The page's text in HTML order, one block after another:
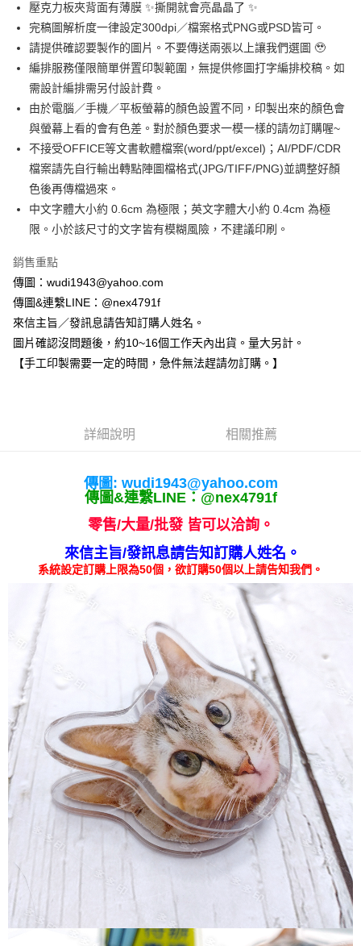
街口支付
悠遊付
全盈+PAY
AFTEE先享後付
相關說明
【關於「AFTEE先享後付」】
AFTEE先享後付是「在收到商品之後才付款」的支付方式。 讓您購物簡單
便利好安心！
１．簡單：不需註冊會員、不需綁卡、不需儲值。
３．安心：先確認商品／服務後，再付款。
１．於結帳方式選擇「AFTEE先享後付」後，將跳轉至「AFTEE先享後付」
結帳頁面，進行簡訊認證並確認金額後，即可完成結帳。
２．訂單成立數日內，您將收到繳費通知簡訊。
３．收到繳費通知簡訊後14天內，點擊此簡訊中的連結，可透過四大超商／
ATM／網路銀行／等多元方式進行付款，方視為交易完成。
※ 請注意：結帳手續完成當下不需立刻繳費，但若您需要取消訂單，請聯絡
購買商品的店家。未經商家同意取消之訂單仍視為有效，需透過AFTEE先享
後付繳納相關費用。
權轉讓予恩沛科技股份有限公司。
２．關於個人資料處理事宜，請瀏覽以下網址：
https://aftee.tw/terms/#terms3
３．未成年的使用者請事先徵得法定代理人或監護人之同意方可使用
「AFTEE先享後付」，若未經同意申辦者引起之損失，本公司不負相關責
４．使用「AFTEE先享後付」時，將依據個別帳號之用戶狀況，依本公司即
時審查核予不同之上限額度；若仍有額度不足之情形，本公司將視審查結果
請求用戶進行身份認證。
５．嚴禁一人註冊多個帳號或使用他人資訊註冊。若發現惡意使用之情形，
恩沛科技股份有限公司將有權停止該用戶之使用額度並採取法律行動。
ATM付款
運送方式
全家付款取貨
付款後全家取貨
每筆NT$65，滿NT$2,000(含以上)免運費
7-11付款取貨
每筆NT$65，滿NT$2,000(含以上)免運費
壓克力板夾背面有薄膜 ✨撕開就會亮晶晶了 ✨
完稿圖解析度一律設定300dpi／檔案格式PNG或PSD皆可。
請提供確認要製作的圖片。不要傳送兩張以上讓我們選圖 🥹
編排服務僅限簡單併置印製範圍，無提供修圖打字編排校稿。如
需設計編排需另付設計費。
由於電腦／手機／平板螢幕的顏色設置不同，印製出來的顏色會
與螢幕上看的會有色差。對於顏色要求一模一樣的請勿訂購喔~
不接受OFFICE等文書軟體檔案(word/ppt/excel)；AI/PDF/CDR
檔案請先自行輸出轉點陣圖檔格式(JPG/TIFF/PNG)並調整好顏
色後再傳檔過來。
中文字體大小約 0.6cm 為極限；英文字體大小約 0.4cm 為極
限。小於該尺寸的文字皆有模糊風險，不建議印刷。
銷售重點
傳圖：wudi1943@yahoo.com
傳圖&連繫LINE：@nex4791f
來信主旨／發訊息請告知訂購人姓名。
圖片確認沒問題後，約10~16個工作天內出貨。量大另計。
【手工印製需要一定的時間，急件無法趕請勿訂購。】
詳細說明 相關推薦
傳圖: wudi1943@yahoo.com
傳圖&連繫LINE：@nex4791f
零售/大量/批發 皆可以洽詢。
來信主旨/發訊息請告知訂購人姓名。
系統設定訂購上限為50個，欲訂購50個以上請告知我們。